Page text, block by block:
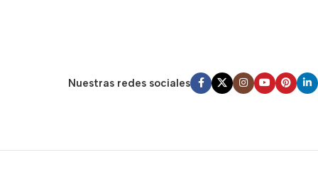
Nuestras redes sociales